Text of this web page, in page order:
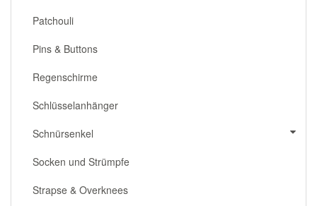
Patchouli
Pins & Buttons
Regenschirme
Schlüsselanhänger
Schnürsenkel
Socken und Strümpfe
Strapse & Overknees